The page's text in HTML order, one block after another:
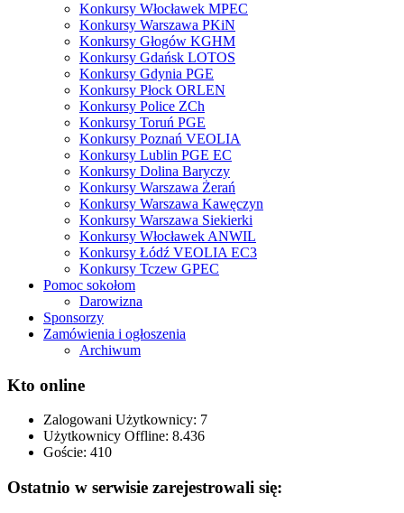
Konkursy Włocławek MPEC
Konkursy Warszawa PKiN
Konkursy Głogów KGHM
Konkursy Gdańsk LOTOS
Konkursy Gdynia PGE
Konkursy Płock ORLEN
Konkursy Police ZCh
Konkursy Toruń PGE
Konkursy Poznań VEOLIA
Konkursy Lublin PGE EC
Konkursy Dolina Baryczy
Konkursy Warszawa Żerań
Konkursy Warszawa Kawęczyn
Konkursy Warszawa Siekierki
Konkursy Włocławek ANWIL
Konkursy Łódź VEOLIA EC3
Konkursy Tczew GPEC
Pomoc sokołom
Darowizna
Sponsorzy
Zamówienia i ogłoszenia
Archiwum
Kto online
Zalogowani Użytkownicy: 7
Użytkownicy Offline: 8.436
Goście: 410
Ostatnio w serwisie zarejestrowali się: